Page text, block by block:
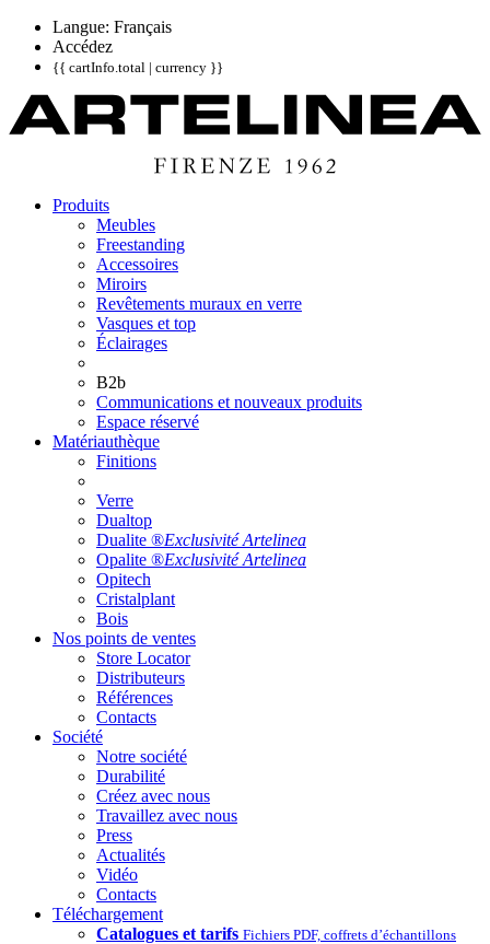
Langue: Français
Accédez
{{ cartInfo.total | currency }}
Produits
Meubles
Freestanding
Accessoires
Miroirs
Revêtements muraux en verre
Vasques et top
Éclairages
B2b
Communications et nouveaux produits
Espace réservé
Matériauthèque
Finitions
Verre
Dualtop
Dualite ®Exclusivité Artelinea
Opalite ®Exclusivité Artelinea
Opitech
Cristalplant
Bois
Nos points de ventes
Store Locator
Distributeurs
Références
Contacts
Société
Notre société
Durabilité
Créez avec nous
Travaillez avec nous
Press
Actualités
Vidéo
Contacts
Téléchargement
Catalogues et tarifs Fichiers PDF, coffrets d’échantillons